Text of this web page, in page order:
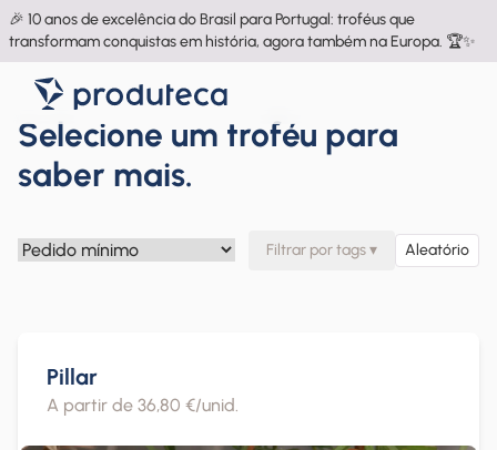
🎉 10 anos de excelência do Brasil para Portugal: troféus que
transformam conquistas em história, agora também na Europa. 🏆✨
Selecione um troféu para
saber mais.
Filtrar por tags▾ Aleatório
Pillar
A partir de 36,80 €/unid.